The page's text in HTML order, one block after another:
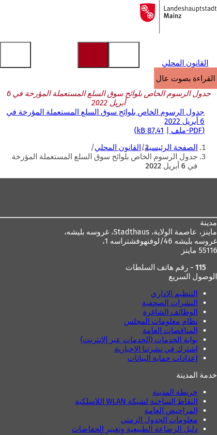
الانتقال إلى المحتوى
إلى
الصفحة
القانون المحلي
القراءة بصوت عالٍ
جدول الرسوم الخاص بلوائح سوق السلع المستعملة المؤرخة في 6
أبريل 2022
جدول الرسوم الخاص بلوائح سوق السلع المستعملة المؤرخة في
6 أبريل 2022
PDF-ملف 87,41 kB
أنت
هنا
الصفحة الرئيسية القانون المحلي
جدول الرسوم الخاص بلوائح سوق السلع المستعملة المؤرخة
في 6 أبريل 2022
مدينة
ماينز، عاصمة الولاية،
غروسه بليشه 46/لوفنهوفشتراسه 1،
55116 ماينز
115 - رقم هاتف السلطات
الوصول السريع
التنظيم الإداري
النشرات الصحفية
الوظائف الشاغرة
نظام معلومات المجلس
المناقصات العامة
بوابة الخدمات (الخدمات عبر الإنترنت)
اشترك في نشرتنا الإخبارية
إعدادات حماية البيانات
خدمة المدينة
خريطة المدينة
النقاط الساخنة لشبكة WLAN اللاسلكية
المراحيض العامة
معلومات الجدول الزمني
دليل الرضاعة الطبيعية وتغيير الحفاضات